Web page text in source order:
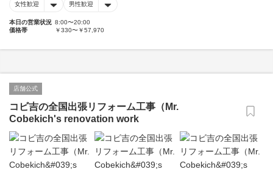
女性歓迎 男性歓迎
本日の営業状況 8:00〜20:00
価格帯
￥330〜￥57,970
店舗公式
コビ吉の全国出張リフォーム工事（Mr.
Cobekich's renovation work